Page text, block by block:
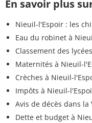
En savoir plus
Nieuil-l'Espoir : les
Eau du robinet à
Classement des
Maternités à Nieuil-
Crèches à Nieuil-
Impôts à Nieuil-
Avis de décès dans la
Dette et budget à